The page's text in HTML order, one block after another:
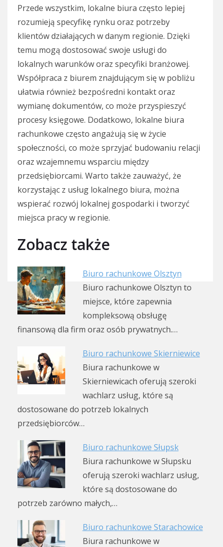
Przede wszystkim, lokalne biura często lepiej
rozumieją specyfikę rynku oraz potrzeby
klientów działających w danym regionie. Dzięki
temu mogą dostosować swoje usługi do
lokalnych warunków oraz specyfiki branżowej.
Współpraca z biurem znajdującym się w pobliżu
ułatwia również bezpośredni kontakt oraz
wymianę dokumentów, co może przyspieszyć
procesy księgowe. Dodatkowo, lokalne biura
rachunkowe często angażują się w życie
społeczności, co może sprzyjać budowaniu relacji
oraz wzajemnemu wsparciu między
przedsiębiorcami. Warto także zauważyć, że
korzystając z usług lokalnego biura, można
wspierać rozwój lokalnej gospodarki i tworzyć
miejsca pracy w regionie.
Zobacz także
Biuro rachunkowe Olsztyn
Biuro rachunkowe Olsztyn to
miejsce, które zapewnia
kompleksową obsługę
finansową dla firm oraz osób prywatnych.…
Biuro rachunkowe Skierniewice
Biura rachunkowe w
Skierniewicach oferują szeroki
wachlarz usług, które są
dostosowane do potrzeb lokalnych
przedsiębiorców…
Biuro rachunkowe Słupsk
Biura rachunkowe w Słupsku
oferują szeroki wachlarz usług,
które są dostosowane do
potrzeb zarówno małych,…
Biuro rachunkowe Starachowice
Biura rachunkowe w